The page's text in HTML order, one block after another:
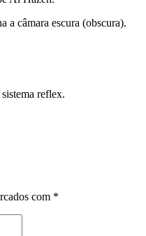
a câmara escura (obscura).
reflex.
com *